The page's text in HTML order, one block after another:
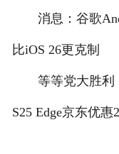
消息：谷歌
比iOS 26更克制
等等党大胜利！
S25 Edge京东优惠